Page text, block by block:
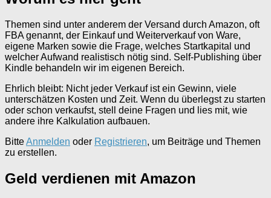
Themen sind unter anderem der Versand durch Amazon, oft
FBA genannt, der Einkauf und Weiterverkauf von Ware,
eigene Marken sowie die Frage, welches Startkapital und
welcher Aufwand realistisch nötig sind. Self-Publishing über
Kindle behandeln wir im eigenen Bereich.
Ehrlich bleibt: Nicht jeder Verkauf ist ein Gewinn, viele
unterschätzen Kosten und Zeit. Wenn du überlegst zu starten
oder schon verkaufst, stell deine Fragen und lies mit, wie
andere ihre Kalkulation aufbauen.
BitteAnmelden oder Registrieren, um Beiträge und Themen
zu erstellen.
Geld verdienen mit Amazon